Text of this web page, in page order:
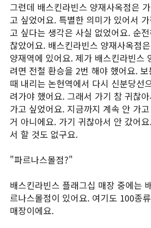
그런데 배스킨라빈스 양재사옥점은
고 싶었어요. 특별한 의미가 있어서
고 싶다는 생각은 사실 없었어요. 순
찮았어요. 배스킨라빈스 양재사옥점
양재역에 있어요. 제가 배스킨라빈스
려면 전철 환승을 2번 해야 했어요.
때 내리는 논현역에서 다시 신분당선
려가야 했어요. 그래서 가기 참 귀찮
가고 싶었어요. 지금까지 계속 안 가
거 아니에요. 가기 귀찮아서 안 갔어
서 할 것도 없구요.
"파르나스몰점?"
배스킨라빈스 플래그십 매장 중에는
르나스몰점이 있어요. 여기도 100종
매장이에요.